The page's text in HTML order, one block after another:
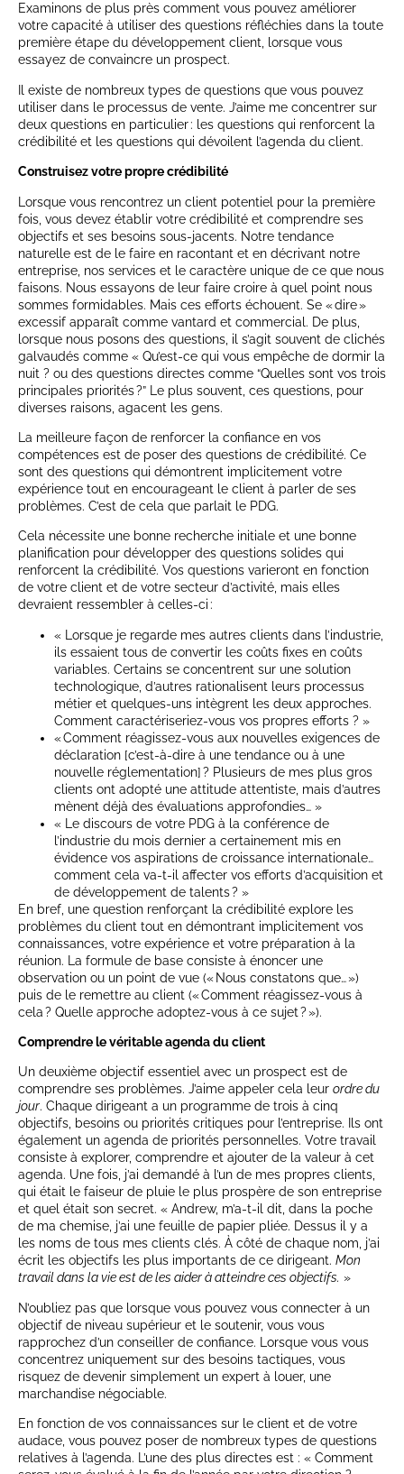
Examinons de plus près comment vous pouvez améliorer
votre capacité à utiliser des questions réfléchies dans la toute
première étape du développement client, lorsque vous
essayez de convaincre un prospect.
Il existe de nombreux types de questions que vous pouvez
utiliser dans le processus de vente. J’aime me concentrer sur
deux questions en particulier : les questions qui renforcent la
crédibilité et les questions qui dévoilent l’agenda du client.
Construisez votre propre crédibilité
Lorsque vous rencontrez un client potentiel pour la première
fois, vous devez établir votre crédibilité et comprendre ses
objectifs et ses besoins sous-jacents. Notre tendance
naturelle est de le faire en racontant et en décrivant notre
entreprise, nos services et le caractère unique de ce que nous
faisons. Nous essayons de leur faire croire à quel point nous
sommes formidables. Mais ces efforts échouent. Se « dire »
excessif apparaît comme vantard et commercial. De plus,
lorsque nous posons des questions, il s’agit souvent de clichés
galvaudés comme « Qu’est-ce qui vous empêche de dormir la
nuit ? ou des questions directes comme “Quelles sont vos trois
principales priorités ?” Le plus souvent, ces questions, pour
diverses raisons, agacent les gens.
La meilleure façon de renforcer la confiance en vos
compétences est de poser des questions de crédibilité. Ce
sont des questions qui démontrent implicitement votre
expérience tout en encourageant le client à parler de ses
problèmes. C’est de cela que parlait le PDG.
Cela nécessite une bonne recherche initiale et une bonne
planification pour développer des questions solides qui
renforcent la crédibilité. Vos questions varieront en fonction
de votre client et de votre secteur d’activité, mais elles
devraient ressembler à celles-ci :
« Lorsque je regarde mes autres clients dans l’industrie,
ils essaient tous de convertir les coûts fixes en coûts
variables. Certains se concentrent sur une solution
technologique, d’autres rationalisent leurs processus
métier et quelques-uns intègrent les deux approches.
Comment caractériseriez-vous vos propres efforts ? »
« Comment réagissez-vous aux nouvelles exigences de
déclaration [c’est-à-dire à une tendance ou à une
nouvelle réglementation] ? Plusieurs de mes plus gros
clients ont adopté une attitude attentiste, mais d’autres
mènent déjà des évaluations approfondies… »
« Le discours de votre PDG à la conférence de
l’industrie du mois dernier a certainement mis en
évidence vos aspirations de croissance internationale…
comment cela va-t-il affecter vos efforts d’acquisition et
de développement de talents ? »
En bref, une question renforçant la crédibilité explore les
problèmes du client tout en démontrant implicitement vos
connaissances, votre expérience et votre préparation à la
réunion. La formule de base consiste à énoncer une
observation ou un point de vue (« Nous constatons que… »)
puis de le remettre au client (« Comment réagissez-vous à
cela ? Quelle approche adoptez-vous à ce sujet ? »).
Comprendre le véritable agenda du client
Un deuxième objectif essentiel avec un prospect est de
comprendre ses problèmes. J’aime appeler cela leur ordre du
jour. Chaque dirigeant a un programme de trois à cinq
objectifs, besoins ou priorités critiques pour l’entreprise. Ils ont
également un agenda de priorités personnelles. Votre travail
consiste à explorer, comprendre et ajouter de la valeur à cet
agenda. Une fois, j’ai demandé à l’un de mes propres clients,
qui était le faiseur de pluie le plus prospère de son entreprise
et quel était son secret. « Andrew, m’a-t-il dit, dans la poche
de ma chemise, j’ai une feuille de papier pliée. Dessus il y a
les noms de tous mes clients clés. À côté de chaque nom, j’ai
écrit les objectifs les plus importants de ce dirigeant. Mon
travail dans la vie est de les aider à atteindre ces objectifs. »
N’oubliez pas que lorsque vous pouvez vous connecter à un
objectif de niveau supérieur et le soutenir, vous vous
rapprochez d’un conseiller de confiance. Lorsque vous vous
concentrez uniquement sur des besoins tactiques, vous
risquez de devenir simplement un expert à louer, une
marchandise négociable.
En fonction de vos connaissances sur le client et de votre
audace, vous pouvez poser de nombreux types de questions
relatives à l’agenda. L’une des plus directes est : « Comment